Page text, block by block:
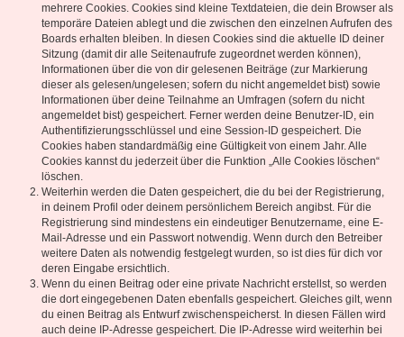
mehrere Cookies. Cookies sind kleine Textdateien, die dein Browser als
temporäre Dateien ablegt und die zwischen den einzelnen Aufrufen des
Boards erhalten bleiben. In diesen Cookies sind die aktuelle ID deiner
Sitzung (damit dir alle Seitenaufrufe zugeordnet werden können),
Informationen über die von dir gelesenen Beiträge (zur Markierung
dieser als gelesen/ungelesen; sofern du nicht angemeldet bist) sowie
Informationen über deine Teilnahme an Umfragen (sofern du nicht
angemeldet bist) gespeichert. Ferner werden deine Benutzer-ID, ein
Authentifizierungsschlüssel und eine Session-ID gespeichert. Die
Cookies haben standardmäßig eine Gültigkeit von einem Jahr. Alle
Cookies kannst du jederzeit über die Funktion „Alle Cookies löschen“
löschen.
Weiterhin werden die Daten gespeichert, die du bei der Registrierung,
in deinem Profil oder deinem persönlichem Bereich angibst. Für die
Registrierung sind mindestens ein eindeutiger Benutzername, eine E-
Mail-Adresse und ein Passwort notwendig. Wenn durch den Betreiber
weitere Daten als notwendig festgelegt wurden, so ist dies für dich vor
deren Eingabe ersichtlich.
Wenn du einen Beitrag oder eine private Nachricht erstellst, so werden
die dort eingegebenen Daten ebenfalls gespeichert. Gleiches gilt, wenn
du einen Beitrag als Entwurf zwischenspeicherst. In diesen Fällen wird
auch deine IP-Adresse gespeichert. Die IP-Adresse wird weiterhin bei